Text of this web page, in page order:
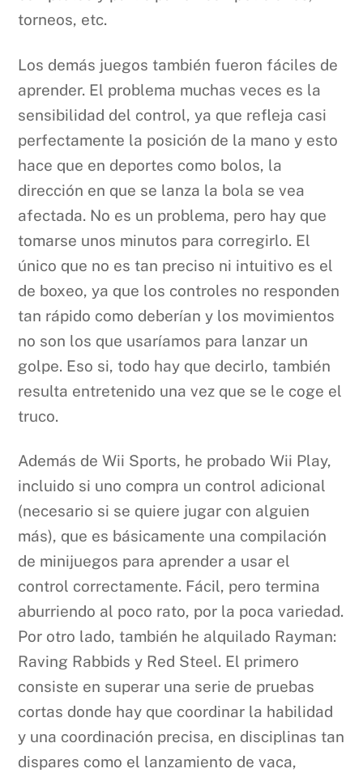
torneos, etc.
Los demás juegos también fueron fáciles de
aprender. El problema muchas veces es la
sensibilidad del control, ya que refleja casi
perfectamente la posición de la mano y esto
hace que en deportes como bolos, la
dirección en que se lanza la bola se vea
afectada. No es un problema, pero hay que
tomarse unos minutos para corregirlo. El
único que no es tan preciso ni intuitivo es el
de boxeo, ya que los controles no responden
tan rápido como deberían y los movimientos
no son los que usaríamos para lanzar un
golpe. Eso si, todo hay que decirlo, también
resulta entretenido una vez que se le coge el
truco.
Además de Wii Sports, he probado Wii Play,
incluido si uno compra un control adicional
(necesario si se quiere jugar con alguien
más), que es básicamente una compilación
de minijuegos para aprender a usar el
control correctamente. Fácil, pero termina
aburriendo al poco rato, por la poca variedad.
Por otro lado, también he alquilado Rayman:
Raving Rabbids y Red Steel. El primero
consiste en superar una serie de pruebas
cortas donde hay que coordinar la habilidad
y una coordinación precisa, en disciplinas tan
dispares como el lanzamiento de vaca,